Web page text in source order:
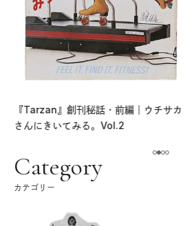
『Tarzan』創刊秘話・前編｜ウチサカ
さんにきいてみる。Vol.2
Category
カテゴリー